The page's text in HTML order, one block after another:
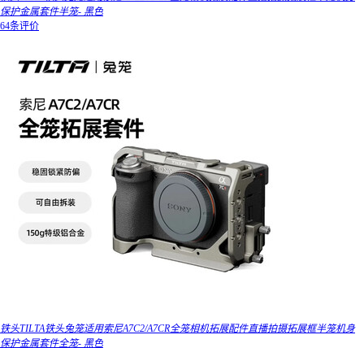
保护金属套件半笼- 黑色
64条评价
铁头TILTA铁头兔笼适用索尼A7C2/A7CR全笼相机拓展配件直播拍摄拓展框半笼机身
保护金属套件全笼- 黑色